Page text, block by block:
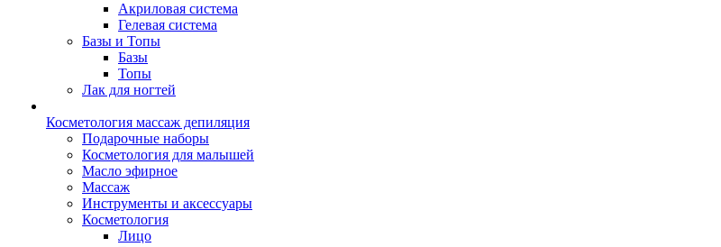
Акриловая система
Гелевая система
Базы и Топы
Базы
Топы
Лак для ногтей
Косметология массаж депиляция
Подарочные наборы
Косметология для малышей
Масло эфирное
Массаж
Инструменты и аксессуары
Косметология
Лицо